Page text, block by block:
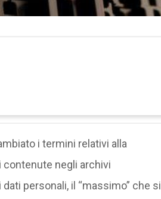
i termini relativi alla
negli archivi
personali, il “massimo” che si